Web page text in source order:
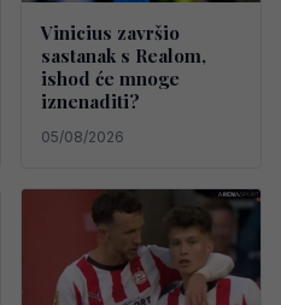
Vinicius završio
sastanak s Realom,
ishod će mnoge
iznenaditi?
05/08/2026